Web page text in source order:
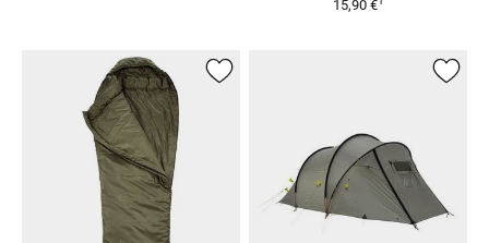
15,90 €